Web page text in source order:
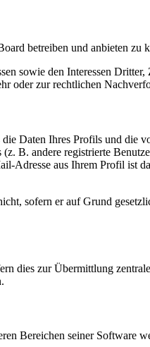
betreiben und anbieten zu
sowie den Interessen
oder zur rechtlichen
Daten Ihres Profils und die
B. andere registrierte
Adresse aus Ihrem Profil ist
sofern er auf Grund
dies zur Übermittlung
Bereichen seiner Software